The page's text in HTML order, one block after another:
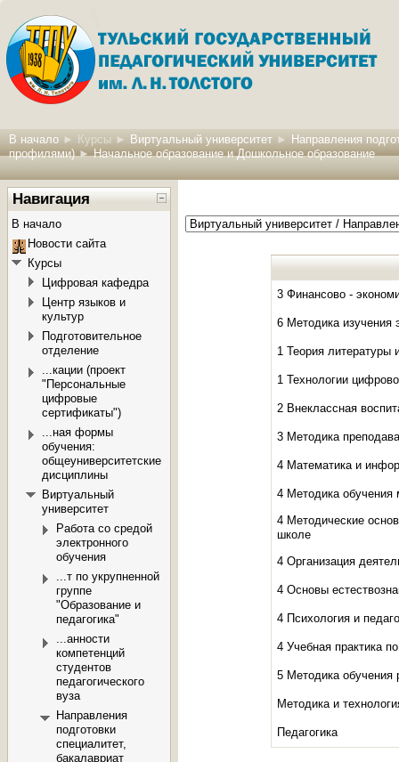
В начало ► Курсы ► Виртуальный университет ►
Направления
профилями) ► Начальное образование и Дошкольное образование
3 Финансово -
6 Методика изучения
1 Теория литературы
1 Технологии
2 Внеклассная
3 Методика
4 Математика и
4 Методика обучения
4 Методические
школе
4 Организация
4 Основы
4 Психология и
4 Учебная практика
5 Методика
Методика и
Педагогика
Навигация
В начало
Новости сайта
Курсы
Цифровая кафедра
Центр языков и
культур
Подготовительное
отделение
...кации (проект
"Персональные
цифровые
сертификаты")
...ная формы
обучения:
общеуниверситетские
дисциплины
Виртуальный
университет
Работа со средой
электронного
обучения
...т по укрупненной
группе
"Образование и
педагогика"
...анности
компетенций
студентов
педагогического
вуза
Направления
подготовки
специалитет,
бакалавриат